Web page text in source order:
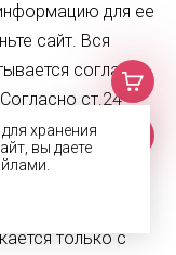
для ее
сайт. Вся
согласно
ст.24
и ст.6
персональных
только с
для хранения
вы даете